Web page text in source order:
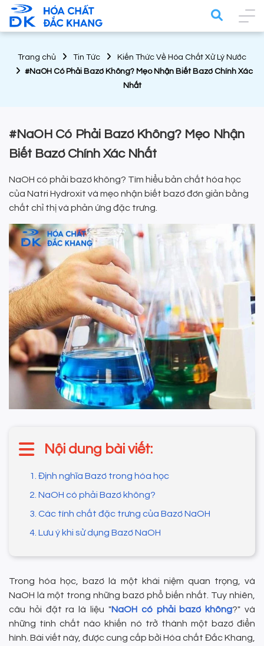
Trang chủ Tin Tức
Kiến Thức Về Hóa Chất Xử Lý Nước
#NaOH Có Phải Bazơ Không? Mẹo Nhận Biết Bazơ Chính Xác
Nhất
#NaOH Có Phải Bazơ Không? Mẹo Nhận
Biết Bazơ Chính Xác Nhất
NaOH có phải bazơ không? Tìm hiểu bản chất hóa học
của Natri Hydroxit và mẹo nhận biết bazơ đơn giản bằng
chất chỉ thị và phản ứng đặc trưng.
Nội dung bài viết:
1. Định nghĩa Bazơ trong hóa học
2. NaOH có phải Bazơ không?
3. Các tính chất đặc trưng của Bazơ NaOH
4. Lưu ý khi sử dụng Bazơ NaOH
Trong hóa học, bazơ là một khái niệm quan trọng, và
NaOH là một trong những bazơ phổ biến nhất. Tuy nhiên,
câu hỏi đặt ra là liệu "NaOH có phải bazơ không?" và
những tính chất nào khiến nó trở thành một bazơ điển
hình. Bài viết này, được cung cấp bởi Hóa chất Đắc Khang,